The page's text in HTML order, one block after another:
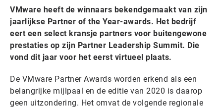
VMware heeft de winnaars bekendgemaakt van zijn
jaarlijkse Partner of the Year-awards. Het bedrijf
eert een select kransje partners voor buitengewone
prestaties op zijn Partner Leadership Summit. Die
vond dit jaar voor het eerst virtueel plaats.
De VMware Partner Awards worden erkend als een
belangrijke mijlpaal en de editie van 2020 is daarop
geen uitzondering. Het omvat de volgende regionale